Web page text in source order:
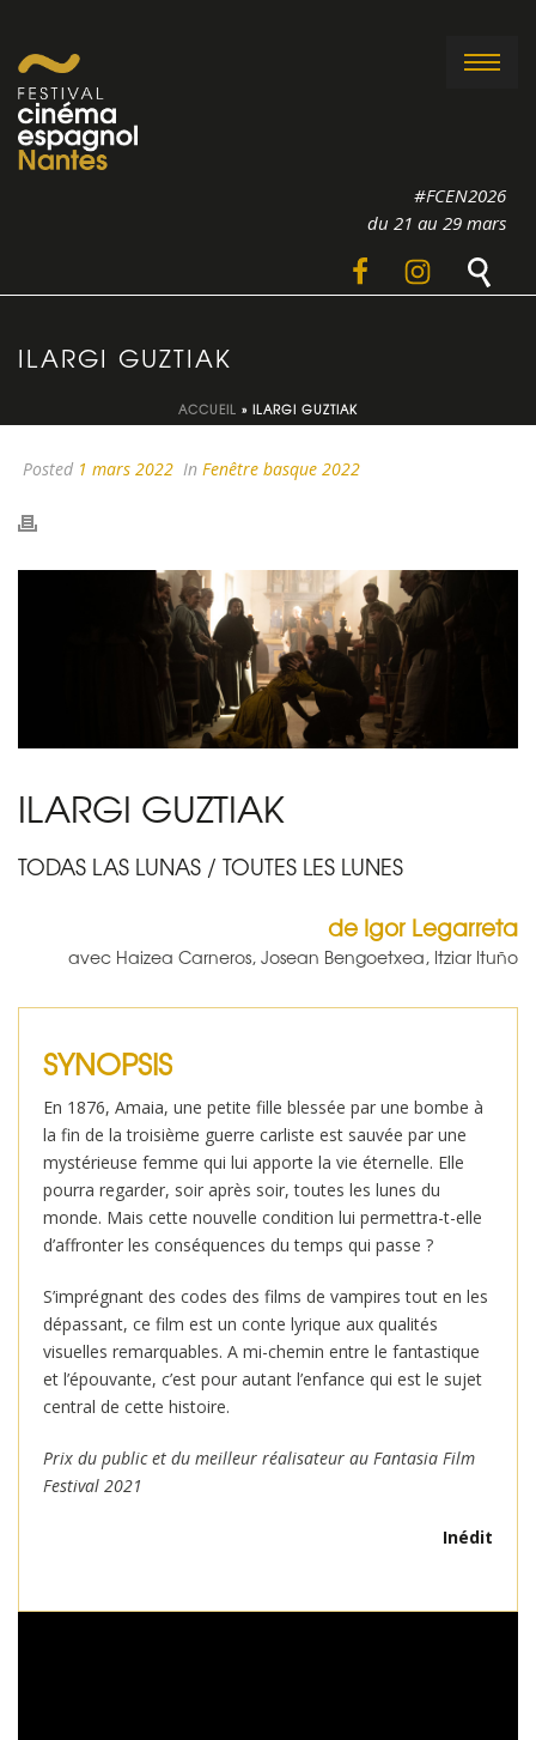
#FCEN2026
du 21 au 29 mars
ILARGI GUZTIAK
ACCUEIL » ILARGI GUZTIAK
Posted 1 mars 2022 In Fenêtre basque 2022
ILARGI GUZTIAK
TODAS LAS LUNAS / TOUTES LES LUNES
de Igor Legarreta
avec Haizea Carneros, Josean Bengoetxea, Itziar Ituño
SYNOPSIS
En 1876, Amaia, une petite fille blessée par une bombe à
la fin de la troisième guerre carliste est sauvée par une
mystérieuse femme qui lui apporte la vie éternelle. Elle
pourra regarder, soir après soir, toutes les lunes du
monde. Mais cette nouvelle condition lui permettra-t-elle
d’affronter les conséquences du temps qui passe ?
S’imprégnant des codes des films de vampires tout en les
dépassant, ce film est un conte lyrique aux qualités
visuelles remarquables. A mi-chemin entre le fantastique
et l’épouvante, c’est pour autant l’enfance qui est le sujet
central de cette histoire.
Prix du public et du meilleur réalisateur au Fantasia Film
Festival 2021
Inédit